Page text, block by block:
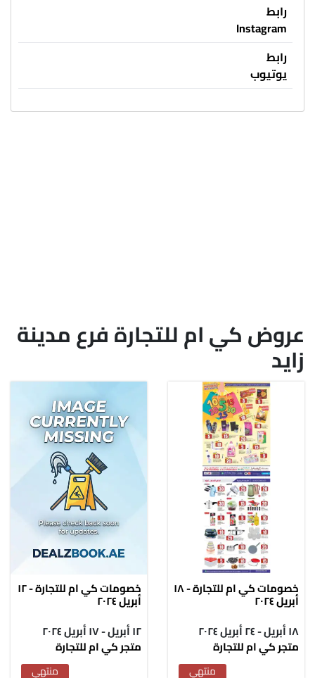
رابط
Instagram
رابط
يوتيوب
عروض كي ام للتجارة فرع مدينة
زايد
خصومات كي ام للتجارة - ١٨
أبريل ٢٠٢٤
١٨ أبريل - ٢٤ أبريل ٢٠٢٤
متجر كي ام للتجارة
منتهي
خصومات كي ام للتجارة - ١٢
أبريل ٢٠٢٤
١٢ أبريل - ١٧ أبريل ٢٠٢٤
متجر كي ام للتجارة
منتهي